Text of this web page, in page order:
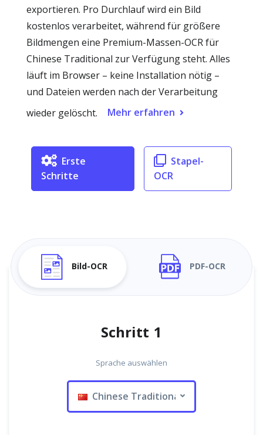
exportieren. Pro Durchlauf wird ein Bild
kostenlos verarbeitet, während für größere
Bildmengen eine Premium-Massen-OCR für
Chinese Traditional zur Verfügung steht. Alles
läuft im Browser – keine Installation nötig –
und Dateien werden nach der Verarbeitung
wieder gelöscht.
Mehr erfahren
Erste
Schritte
Stapel-
OCR
Bild-OCR PDF-OCR
Schritt 1
Sprache auswählen
Chinese Traditional